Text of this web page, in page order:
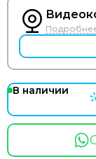
В наличии